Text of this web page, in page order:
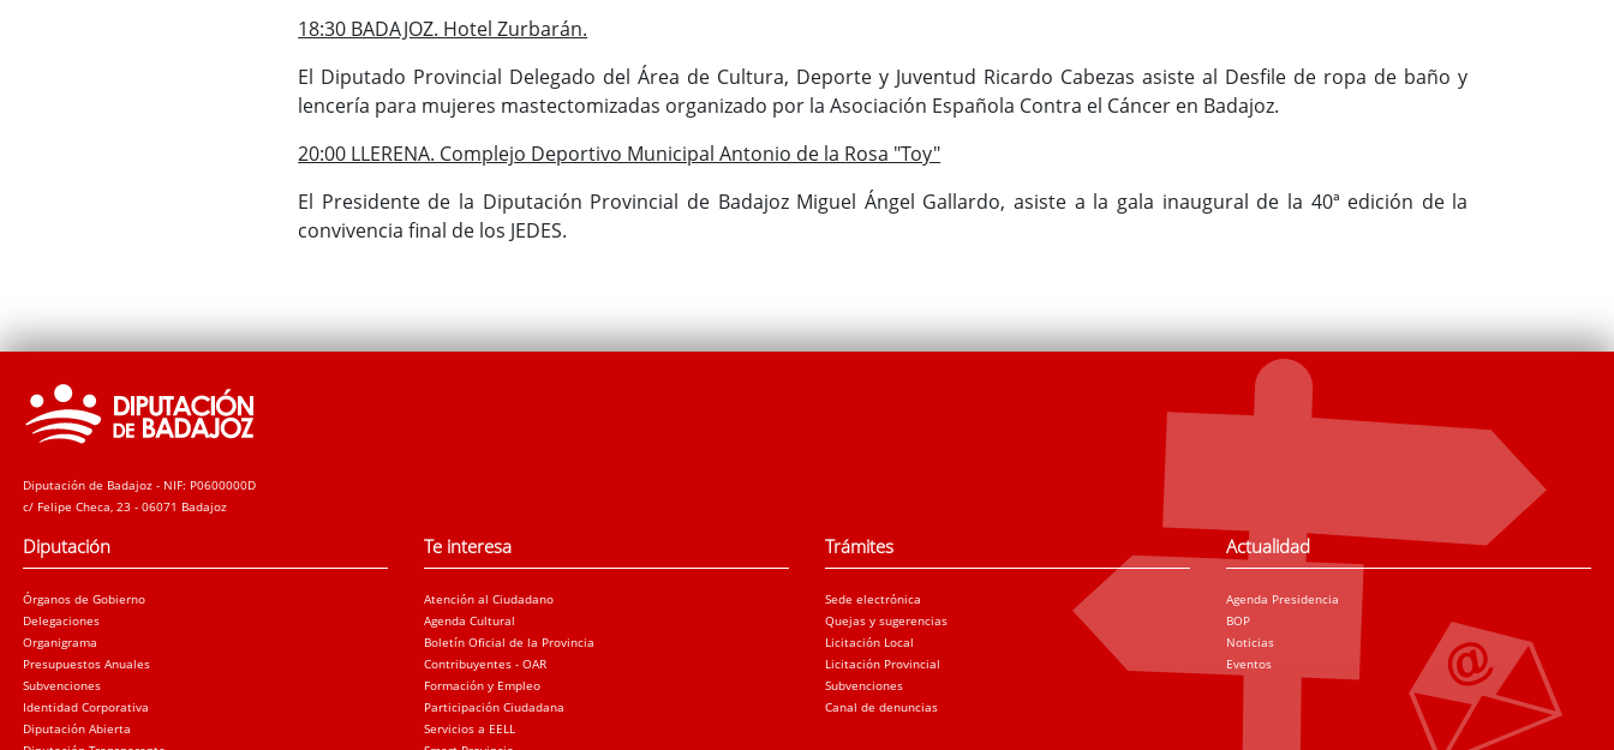
18:30 BADAJOZ. Hotel Zurbarán.
El Diputado Provincial Delegado del Área de Cultura, Deporte y Juventud Ricardo Cabezas asiste al Desfile de ropa de baño y
lencería para mujeres mastectomizadas organizado por la Asociación Española Contra el Cáncer en Badajoz.
20:00 LLERENA. Complejo Deportivo Municipal Antonio de la Rosa "Toy"
El Presidente de la Diputación Provincial de Badajoz Miguel Ángel Gallardo, asiste a la gala inaugural de la 40ª edición de la
convivencia final de los JEDES.
Diputación de Badajoz - NIF: P0600000D
c/ Felipe Checa, 23 - 06071 Badajoz
Diputación
Órganos de Gobierno
Delegaciones
Organigrama
Presupuestos Anuales
Subvenciones
Identidad Corporativa
Diputación Abierta
Te interesa
Atención al Ciudadano
Agenda Cultural
Boletín Oficial de la Provincia
Contribuyentes - OAR
Formación y Empleo
Participación Ciudadana
Servicios a EELL
Trámites
Sede electrónica
Quejas y sugerencias
Licitación Local
Licitación Provincial
Subvenciones
Canal de denuncias
Actualidad
Agenda Presidencia
BOP
Noticias
Eventos